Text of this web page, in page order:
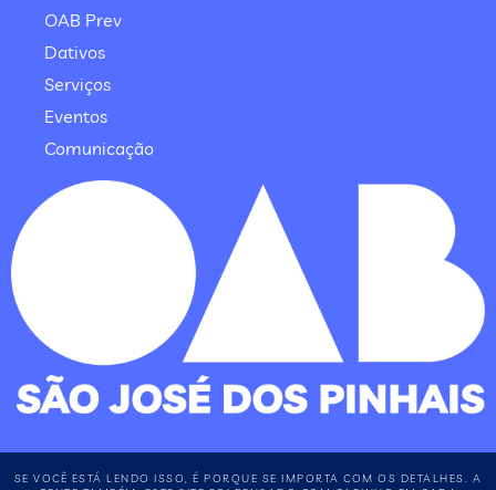
OAB Prev
Dativos
Serviços
Eventos
Comunicação
SE VOCÊ ESTÁ LENDO ISSO, É PORQUE SE IMPORTA COM OS DETALHES. A